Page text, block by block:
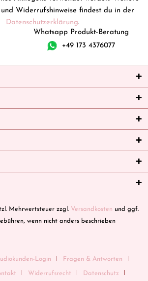
und Widerrufshinweise findest du in der
Datenschutzerklärung.
Whatsapp Produkt-Beratung
+49 173 4376077
Mehrwertsteuer zzgl. Versandkosten und ggf.
wenn nicht anders beschrieben
Login Fragen & Antworten
Widerrufsrecht Datenschutz